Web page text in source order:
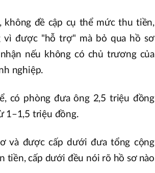
không đề cập cụ thể mức thu tiền,
vì được "hỗ trợ" mà bỏ qua hồ sơ
nếu không có chủ trương của
nghiệp.
có phòng đưa ông 2,5 triệu đồng
1–1,5 triệu đồng.
và được cấp dưới đưa tổng cộng
tiền, cấp dưới đều nói rõ hồ sơ nào